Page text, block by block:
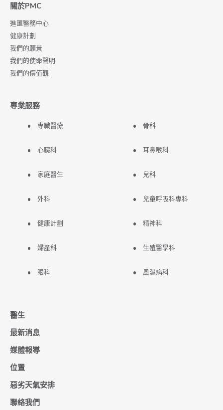
關於PMC
進匯醫務中心
健康計劃
我們的願景
我們的使命聲明
我們的價值觀
專業服務
專職醫療
心臟科
家庭醫生
外科
健康計劃
婦產科
眼科
骨科
耳鼻喉科
兒科
兒童呼吸科專科
精神科
生殖醫學科
風濕病科
醫生
最新消息
媒體報導
位置
惡劣天氣安排
聯絡我們